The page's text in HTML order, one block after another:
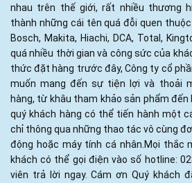
nhau trên thế giới, rất nhiều thương
thành những cái tên quá đỗi quen
Bosch, Makita, Hiachi, DCA, Total,
quá nhiều thời gian và công sức của
thức đặt hàng trước đây, Công ty cổ
muốn mang đến sự tiện lợi và thoải
hàng, từ khâu tham khảo sản phẩm đến
quý khách hàng có thể tiến hành một
chỉ thông qua những thao tác vô cùng
động hoặc máy tính cá nhân.Mọi thắc
khách có thể gọi điện vào số hotline:
viên trả lời ngay. Cám ơn Quý khách